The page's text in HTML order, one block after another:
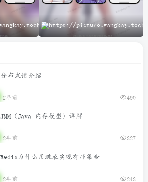
AI
分布式锁介绍
2年前 490
JMM（Java 内存模型）详解
2年前 327
Redis为什么用跳表实现有序集合
2年前 243